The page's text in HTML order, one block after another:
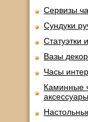
Сервизы
Сундуки
Статуэтки
Вазы
Часы
Каминные